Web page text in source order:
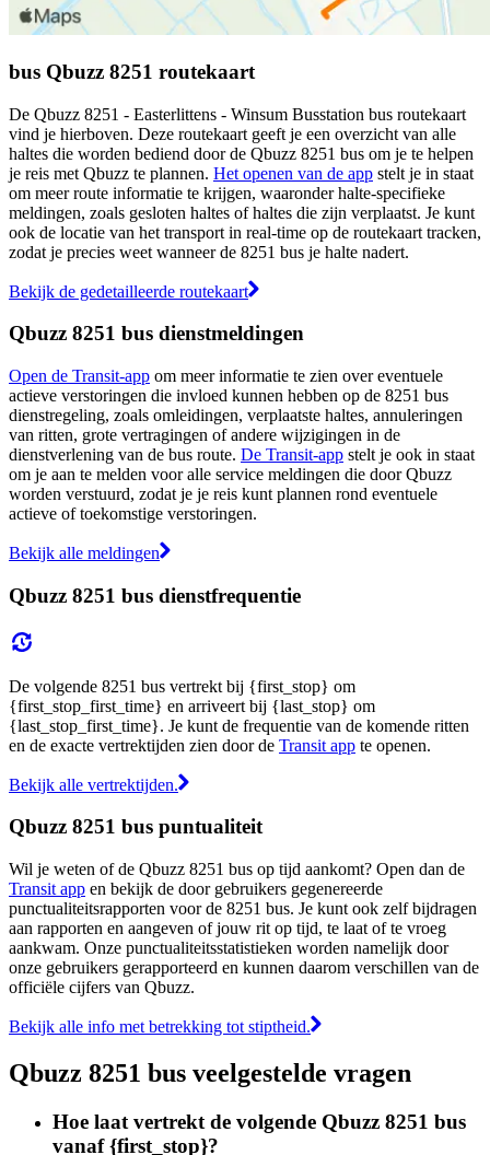
bus Qbuzz 8251 routekaart
De Qbuzz 8251 - Easterlittens - Winsum Busstation bus routekaart
vind je hierboven. Deze routekaart geeft je een overzicht van alle
haltes die worden bediend door de Qbuzz 8251 bus om je te helpen
je reis met Qbuzz te plannen. Het openen van de app stelt je in staat
om meer route informatie te krijgen, waaronder halte-specifieke
meldingen, zoals gesloten haltes of haltes die zijn verplaatst. Je kunt
ook de locatie van het transport in real-time op de routekaart tracken,
zodat je precies weet wanneer de 8251 bus je halte nadert.
Bekijk de gedetailleerde routekaart
Qbuzz 8251 bus dienstmeldingen
Open de Transit-app om meer informatie te zien over eventuele
actieve verstoringen die invloed kunnen hebben op de 8251 bus
dienstregeling, zoals omleidingen, verplaatste haltes, annuleringen
van ritten, grote vertragingen of andere wijzigingen in de
dienstverlening van de bus route. De Transit-app stelt je ook in staat
om je aan te melden voor alle service meldingen die door Qbuzz
worden verstuurd, zodat je je reis kunt plannen rond eventuele
actieve of toekomstige verstoringen.
Bekijk alle meldingen
Qbuzz 8251 bus dienstfrequentie
De volgende 8251 bus vertrekt bij {first_stop} om
{first_stop_first_time} en arriveert bij {last_stop} om
{last_stop_first_time}. Je kunt de frequentie van de komende ritten
en de exacte vertrektijden zien door de Transit app te openen.
Bekijk alle vertrektijden.
Qbuzz 8251 bus puntualiteit
Wil je weten of de Qbuzz 8251 bus op tijd aankomt? Open dan de
Transit app en bekijk de door gebruikers gegenereerde
punctualiteitsrapporten voor de 8251 bus. Je kunt ook zelf bijdragen
aan rapporten en aangeven of jouw rit op tijd, te laat of te vroeg
aankwam. Onze punctualiteitsstatistieken worden namelijk door
onze gebruikers gerapporteerd en kunnen daarom verschillen van de
officiële cijfers van Qbuzz.
Bekijk alle info met betrekking tot stiptheid.
Qbuzz 8251 bus veelgestelde vragen
Hoe laat vertrekt de volgende Qbuzz 8251 bus
vanaf {first_stop}?